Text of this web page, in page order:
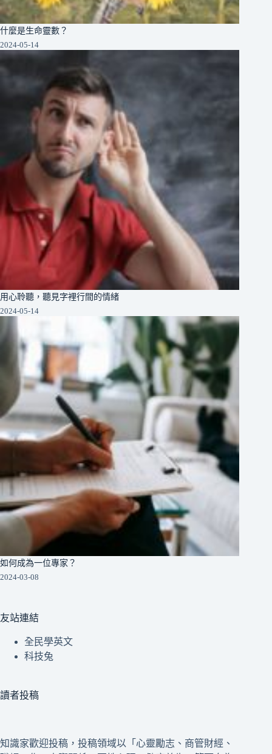
什麼是生命靈數？
2024-05-14
用心聆聽，聽見字裡行間的情緒
2024-05-14
如何成為一位專家？
2024-03-08
友站連結
全民學英文
科技兔
讀者投稿
知識家歡迎投稿，投稿領域以「心靈勵志、商管財經、